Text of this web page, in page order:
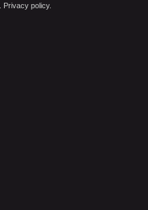
Privacy policy.